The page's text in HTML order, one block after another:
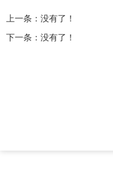
上一条：没有了！
下一条：没有了！